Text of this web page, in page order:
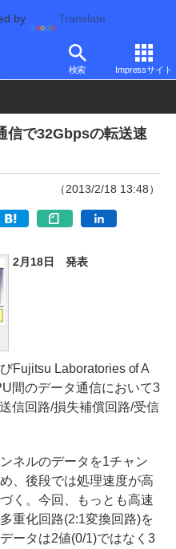
by Translate
検索 Impressサイト
信で32Gbpsの転送速
（2013/2/18 13:48）
2月18日 発表
Fujitsu Laboratories of A
間のデータ通信において3
信回路/損失補償回路/受信
ネルのデータを1チャン
、後段では処理速度が高
く。今回、もっとも高速
重化回路(2:1変換回路)を
ータは2値(0/1)ではなく3